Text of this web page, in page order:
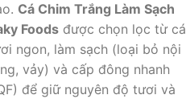
Cá Chim Trắng Làm Sạch
Foods được chọn lọc từ cá
ngon, làm sạch (loại bỏ nội
vảy) và cấp đông nhanh
để giữ nguyên độ tươi và